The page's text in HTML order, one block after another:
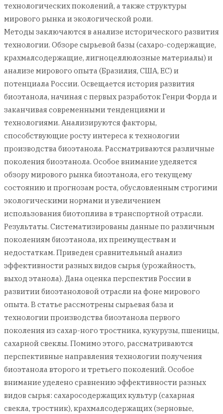
технологических поколений, а также структуры
мирового рынка и экологической роли.
Методы заключаются в анализе исторического развития
технологии. Обзоре сырьевой базы (сахаро-содержащие,
крахмалсодержащие, лигноцеллюлозные материалы) и
анализе мирового опыта (Бразилия, США, ЕС) и
потенциала России. Освещается история развития
биоэтанола, начиная с первых разработок Генри Форда и
заканчивая современными тенденциями и
технологиями. Анализируются факторы,
способствующие росту интереса к технологии
производства биоэтанола. Рассматриваются различные
поколения биоэтанола. Особое внимание уделяется
обзору мирового рынка биоэтанола, его текущему
состоянию и прогнозам роста, обусловленным строгими
экологическими нормами и увеличением
использования биотоплива в транспортной отрасли.
Результаты. Систематизированы данные по различным
поколениям биоэтанола, их преимуществам и
недостаткам. Приведен сравнительный анализ
эффективности разных видов сырья (урожайность,
выход этанола). Дана оценка перспектив России в
развитии биоэтаноловой отрасли на фоне мирового
опыта. В статье рассмотрены сырьевая база и
технологии производства биоэтанола первого
поколения из сахар-ного тростника, кукурузы, пшеницы,
сахарной свеклы. Помимо этого, рассматриваются
перспективные направления технологии получения
биоэтанола второго и третьего поколений. Особое
внимание уделено сравнению эффективности разных
видов сырья: сахаросодержащих культур (сахарная
свекла, тростник), крахмалсодержащих (зерновые,